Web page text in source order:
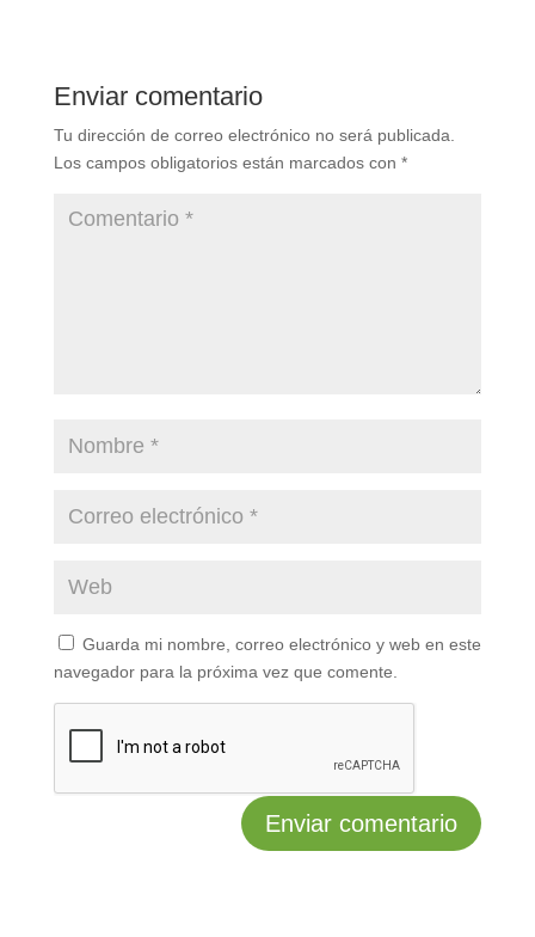
Enviar comentario
Tu dirección de correo electrónico no será publicada.
Los campos obligatorios están marcados con *
Guarda mi nombre, correo electrónico y web en este
navegador para la próxima vez que comente.